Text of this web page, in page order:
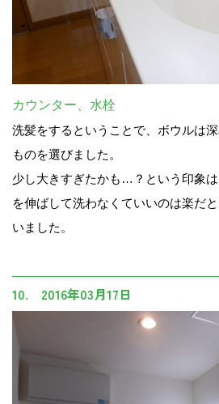
カウンター、水栓
洗髪をするということで、ボウルは
ものを選びました。
少し大きすぎたかも…？という印象
を伸ばして洗わなくていいのは楽だ
いました。
10. 2016年03月17日